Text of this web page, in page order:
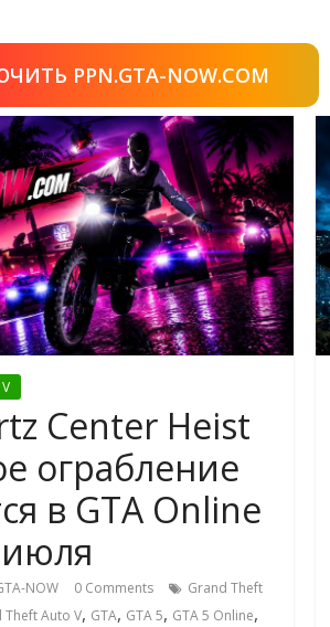
PPN.GTA-NOW.COM
Center Heist
ограбление
в GTA Online
NOW 0 Comments
Grand Theft
Theft Auto V, GTA, GTA 5, GTA 5 Online,